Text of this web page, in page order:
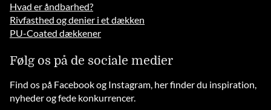
Hvad er åndbarhed?
Rivfasthed og denier i et dækken
PU-Coated dækkener
Følg os på de sociale medier
Find os på Facebook og Instagram, her finder du inspiration,
nyheder og fede konkurrencer.